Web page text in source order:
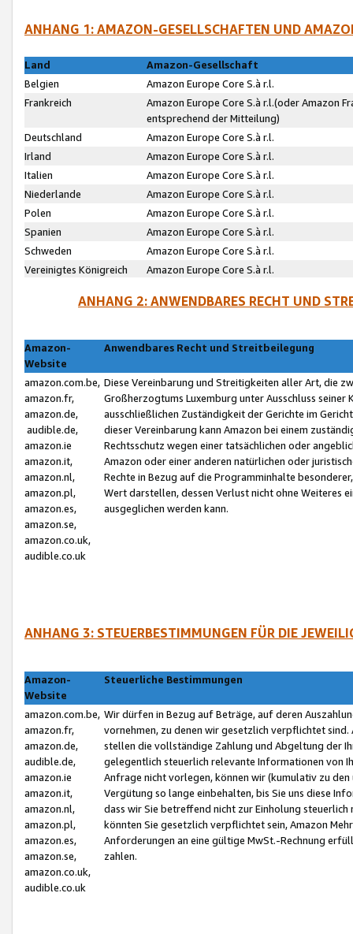
ANHANG 1: AMAZON-GESELLSCHAFTEN UND
Land
Amazon-Gesellschaft
Belgien
Amazon Europe Core S.à r.l.
Frankreich
Amazon Europe Core S.à r.l.(oder Amazon
entsprechend der Mitteilung)
Deutschland
Amazon Europe Core S.à r.l.
Irland
Amazon Europe Core S.à r.l.
Italien
Amazon Europe Core S.à r.l.
Niederlande
Amazon Europe Core S.à r.l.
Polen
Amazon Europe Core S.à r.l.
Spanien
Amazon Europe Core S.à r.l.
Schweden
Amazon Europe Core S.à r.l.
Vereinigtes Königreich
Amazon Europe Core S.à r.l.
ANHANG 2: ANWENDBARES RECHT UND
Amazon-
Website
Anwendbares Recht und Streitbeilegung
amazon.com.be,
amazon.fr,
amazon.de,
audible.de,
amazon.ie
amazon.it,
amazon.nl,
amazon.pl,
amazon.es,
amazon.se,
amazon.co.uk,
audible.co.uk
Diese Vereinbarung und Streitigkeiten aller Art, die
Großherzogtums Luxemburg unter Ausschluss
ausschließlichen Zuständigkeit der Gerichte im
dieser Vereinbarung kann Amazon bei einem
Rechtsschutz wegen einer tatsächlichen oder
Amazon oder einer anderen natürlichen oder
Rechte in Bezug auf die Programminhalte
Wert darstellen, dessen Verlust nicht ohne Weiteres
ausgeglichen werden kann.
ANHANG 3: STEUERBESTIMMUNGEN FÜR DIE
Amazon-
Website
Steuerliche Bestimmungen
amazon.com.be,
amazon.fr,
amazon.de,
audible.de,
amazon.ie
amazon.it,
amazon.nl,
amazon.pl,
amazon.es,
amazon.se,
amazon.co.uk,
audible.co.uk
Wir dürfen in Bezug auf Beträge, auf deren
vornehmen, zu denen wir gesetzlich verpflichtet
stellen die vollständige Zahlung und Abgeltung der
gelegentlich steuerlich relevante Informationen von
Anfrage nicht vorlegen, können wir (kumulativ zu
Vergütung so lange einbehalten, bis Sie uns diese
dass wir Sie betreffend nicht zur Einholung
könnten Sie gesetzlich verpflichtet sein, Amazon
Anforderungen an eine gültige MwSt.-Rechnung
zahlen.